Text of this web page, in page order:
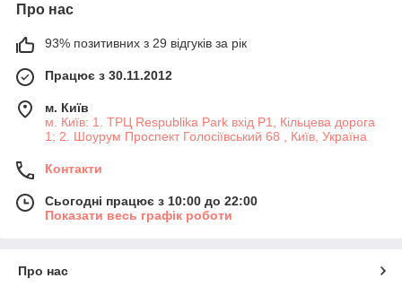
Про нас
93% позитивних з 29 відгуків за рік
Працює з 30.11.2012
м. Київ
м. Київ: 1. ТРЦ Respublika Park вхід P1, Кільцева дорога
1; 2. Шоурум Проспект Голосіївський 68 , Київ, Україна
Контакти
Сьогодні працює з 10:00 до 22:00
Показати весь графік роботи
Про нас